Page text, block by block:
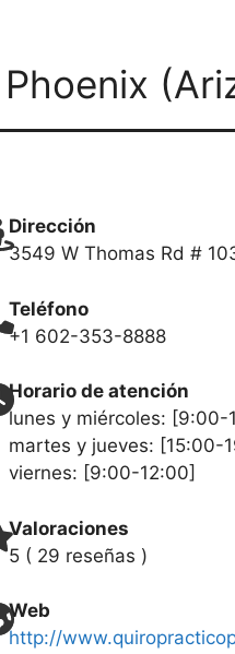
Dirección
3549 W Thomas Rd #
Teléfono
+1 602-353-8888
Horario de atención
lunes y miércoles: [9:00-
martes y jueves: [15:00-
viernes: [9:00-12:00]
Valoraciones
5 ( 29 reseñas )
Web
http://